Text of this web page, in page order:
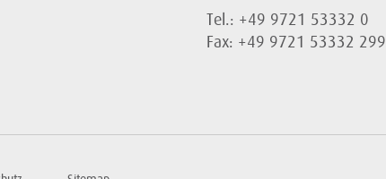
Tel.: +49 9721 53332 0
Fax: +49 9721 53332 299